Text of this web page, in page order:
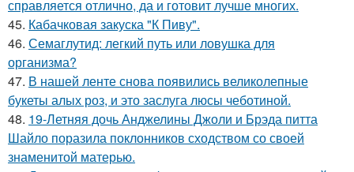
справляется отлично, да и готовит лучше многих.
45. Кабачковая закуска "К Пиву".
46. Семаглутид: легкий путь или ловушка для
организма?
47. В нашей ленте снова появились великолепные
букеты алых роз, и это заслуга люсы чеботиной.
48. 19-Летняя дочь Анджелины Джоли и Брэда питта
Шайло поразила поклонников сходством со своей
знаменитой матерью.